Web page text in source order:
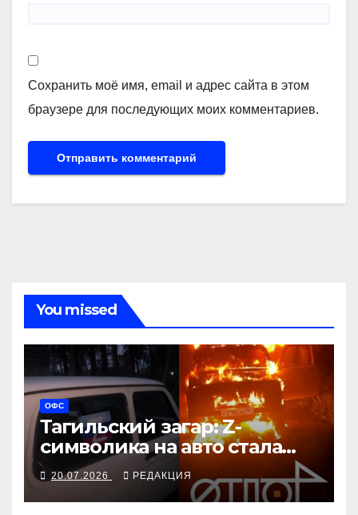
Сохранить моё имя, email и адрес сайта в этом
браузере для последующих моих комментариев.
You missed
ОФС
Тагильский загар: Z-
символика на авто стала
меткой камикадзе
20.07.2026 РЕДАКЦИЯ